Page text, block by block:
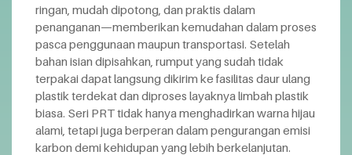
ringan, mudah dipotong, dan praktis dalam
penanganan—memberikan kemudahan dalam proses
pasca penggunaan maupun transportasi. Setelah
bahan isian dipisahkan, rumput yang sudah tidak
terpakai dapat langsung dikirim ke fasilitas daur ulang
plastik terdekat dan diproses layaknya limbah plastik
biasa. Seri PRT tidak hanya menghadirkan warna hijau
alami, tetapi juga berperan dalam pengurangan emisi
karbon demi kehidupan yang lebih berkelanjutan.